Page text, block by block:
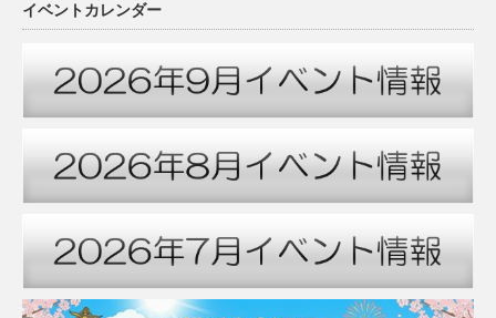
イベントカレンダー